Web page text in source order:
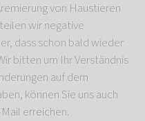
von Haustieren
wir negative
dass schon bald wieder
bitten um Ihr Verständnis
auf dem
können Sie uns auch
erreichen.